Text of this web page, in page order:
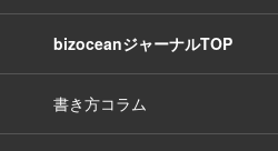
bizoceanジャーナルTOP
書き方コラム